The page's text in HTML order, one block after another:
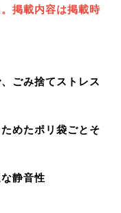
掲載内容は掲載時
ごみ捨てストレス
めたポリ袋ごとそ
静音性